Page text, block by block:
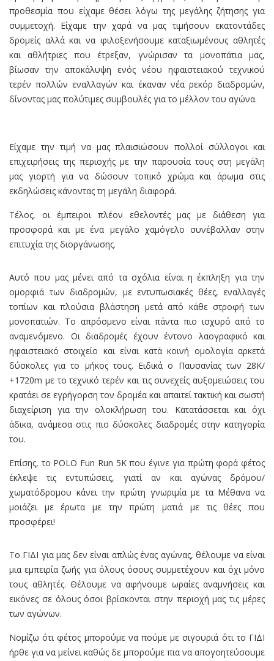
προθεσμία που είχαμε θέσει λόγω της μεγάλης ζήτησης για
συμμετοχή. Είχαμε την χαρά να μας τιμήσουν εκατοντάδες
δρομείς αλλά και να φιλοξενήσουμε καταξιωμένους αθλητές
και αθλήτριες που έτρεξαν, γνώρισαν τα μονοπάτια μας,
βίωσαν την αποκάλυψη ενός νέου ηφαιστειακού τεχνικού
τερέν πολλών εναλλαγών και έκαναν νέα ρεκόρ διαδρομών,
δίνοντας μας πολύτιμες συμβουλές για το μέλλον του αγώνα.
Είχαμε την τιμή να μας πλαισιώσουν πολλοί σύλλογοι και
επιχειρήσεις της περιοχής με την παρουσία τους στη μεγάλη
μας γιορτή για να δώσουν τοπικό χρώμα και άρωμα στις
εκδηλώσεις κάνοντας τη μεγάλη διαφορά.
Τέλος, οι έμπειροι πλέον εθελοντές μας με διάθεση για
προσφορά και με ένα μεγάλο χαμόγελο συνέβαλλαν στην
επιτυχία της διοργάνωσης.
Αυτό που μας μένει από τα σχόλια είναι η έκπληξη για την
ομορφιά των διαδρομών, με εντυπωσιακές θέες, εναλλαγές
τοπίων και πλούσια βλάστηση μετά από κάθε στροφή των
μονοπατιών. Το απρόσμενο είναι πάντα πιο ισχυρό από το
αναμενόμενο. Οι διαδρομές έχουν έντονο λαογραφικό και
ηφαιστειακό στοιχείο και είναι κατά κοινή ομολογία αρκετά
δύσκολες για το μήκος τους. Ειδικά ο Παυσανίας των 28Κ/
+1720m με το τεχνικό τερέν και τις συνεχείς αυξομειώσεις του
κρατάει σε εγρήγορση τον δρομέα και απαιτεί τακτική και σωστή
διαχείριση για την ολοκλήρωση του. Κατατάσσεται και όχι
άδικα, ανάμεσα στις πιο δύσκολες διαδρομές στην κατηγορία
του.
Επίσης, το POLO Fun Run 5Κ που έγινε για πρώτη φορά φέτος
έκλεψε τις εντυπώσεις, γιατί αν και αγώνας δρόμου/
χωματόδρομου κάνει την πρώτη γνωριμία με τα Μέθανα να
μοιάζει με έρωτα με την πρώτη ματιά με τις θέες που
προσφέρει!
Το ΓΙΔΙ για μας δεν είναι απλώς ένας αγώνας, θέλουμε να είναι
μια εμπειρία ζωής για όλους όσους συμμετέχουν και όχι μόνο
τους αθλητές. Θέλουμε να αφήνουμε ωραίες αναμνήσεις και
εικόνες σε όλους όσοι βρίσκονται στην περιοχή μας τις μέρες
των αγώνων.
Νομίζω ότι φέτος μπορούμε να πούμε με σιγουριά ότι το ΓΙΔΙ
ήρθε για να μείνει καθώς δε μπορούμε πια να απογοητεύσουμε